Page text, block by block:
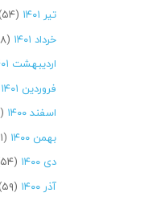
تیر ۱۴۰۱
(۵۴)
خرداد ۱۴۰۱
(۵۸)
اردیبهشت ۱۴۰۱
فروردین ۱۴۰۱
اسفند ۱۴۰۰
(۳۷)
بهمن ۱۴۰۰
(۴۱)
دی ۱۴۰۰
(۵۴)
آذر ۱۴۰۰
(۵۹)